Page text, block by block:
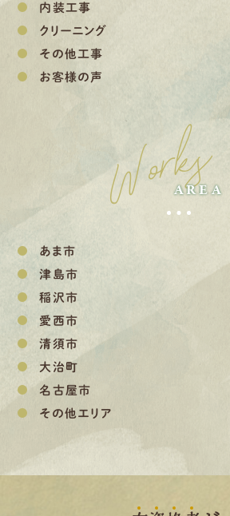
内装工事
クリーニング
その他工事
お客様の声
Works
AREA
あま市
津島市
稲沢市
愛西市
清須市
大治町
名古屋市
その他エリア